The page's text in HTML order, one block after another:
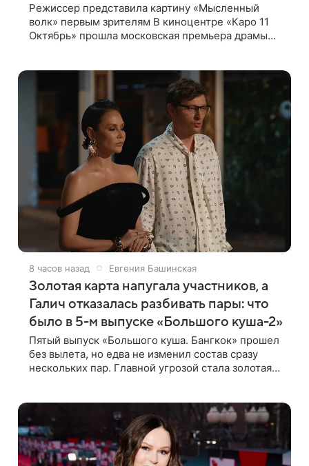
Режиссер представила картину «Мысленный
волк» первым зрителям В киноцентре «Каро 11
Октябрь» прошла московская премьера драмы
8 часов назад Евгения Башинская
Золотая карта напугала участников, а
Галич отказалась разбивать пары: что
было в 5-м выпуске «Большого куша-2»
Пятый выпуск «Большого куша. Бангкок» прошел
без вылета, но едва не изменил состав сразу
нескольких пар. Главной угрозой стала золотая